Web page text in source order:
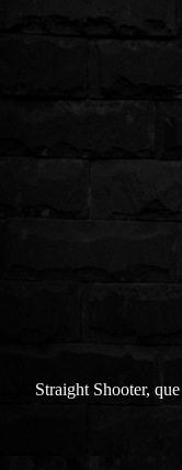
Straight Shooter,